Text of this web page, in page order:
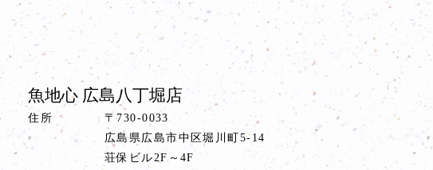
魚地心 広島八丁堀店
住所
〒730-0033
広島県広島市中区堀川町5-14
荘保ビル2F～4F